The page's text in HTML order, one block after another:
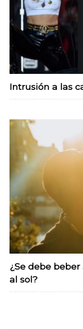
Intrusión a las
¿Se debe
al sol?